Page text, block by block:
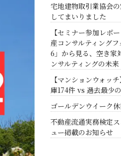
宅地建物取引業協会
してまいりました
【セミナー参加レポ
産コンサルティング
6」から見る、空き家
ンサルティングの未来
【マンションウォッ
庫174件 vs 過去最少の
ゴールデンウイーク
不動産流通実務検定
ュー掲載のお知らせ